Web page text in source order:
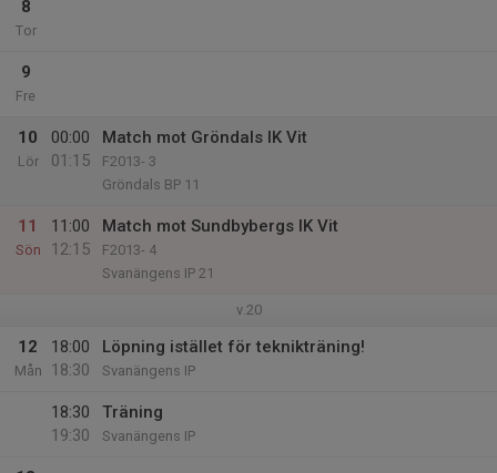
8
Tor
9
Fre
10
Lör
00:00
01:15
Match mot Gröndals IK Vit
F2013- 3
Gröndals BP 11
11
Sön
11:00
12:15
Match mot Sundbybergs IK Vit
F2013- 4
Svanängens IP 21
v.20
12
Mån
18:00
18:30
Löpning istället för teknikträning!
Svanängens IP
18:30
19:30
Träning
Svanängens IP